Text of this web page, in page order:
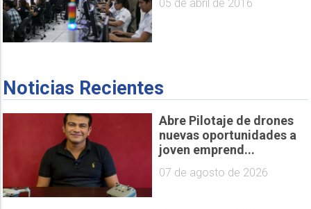
05 de abril de 2016
Noticias Recientes
Abre Pilotaje de drones
nuevas oportunidades a
joven emprend...
07 de agosto de 2026